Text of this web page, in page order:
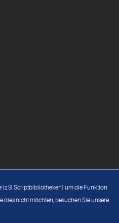
Scriptbibliotheken) um die Funktion
dies nicht möchten, besuchen Sie unsere